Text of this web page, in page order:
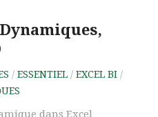
/ ESSENTIEL / EXCEL BI /
dans Excel